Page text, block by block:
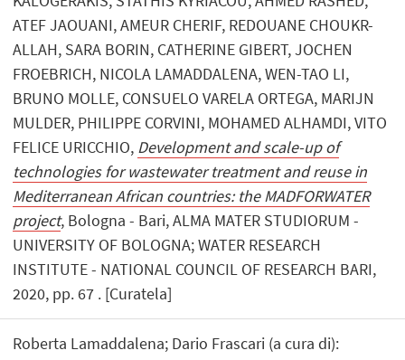
ATEF JAOUANI, AMEUR CHERIF, REDOUANE CHOUKR-
ALLAH, SARA BORIN, CATHERINE GIBERT, JOCHEN
FROEBRICH, NICOLA LAMADDALENA, WEN-TAO LI,
BRUNO MOLLE, CONSUELO VARELA ORTEGA, MARIJN
MULDER, PHILIPPE CORVINI, MOHAMED ALHAMDI, VITO
FELICE URICCHIO, Development and scale-up of
technologies for wastewater treatment and reuse in
Mediterranean African countries: the MADFORWATER
project, Bologna - Bari, ALMA MATER STUDIORUM -
UNIVERSITY OF BOLOGNA; WATER RESEARCH
INSTITUTE - NATIONAL COUNCIL OF RESEARCH BARI,
2020, pp. 67 . [Curatela]
Roberta Lamaddalena; Dario Frascari (a cura di):